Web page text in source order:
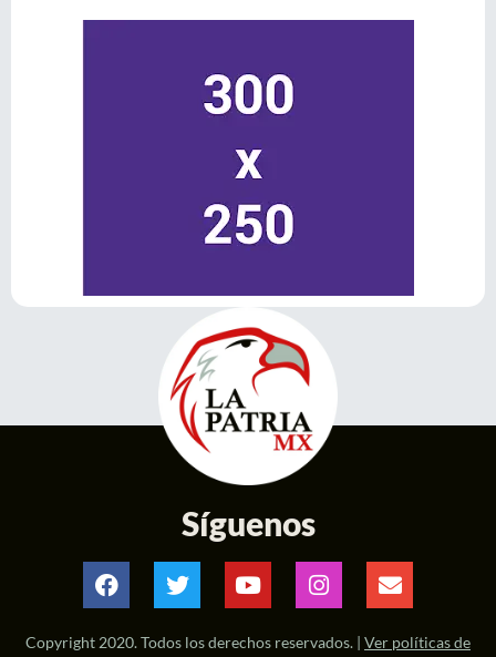
Síguenos
Copyright 2020. Todos los derechos reservados. | Ver políticas de